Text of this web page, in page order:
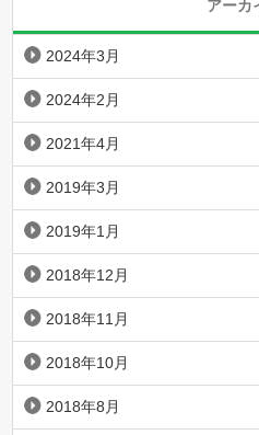
アーカ
2024年3月
2024年2月
2021年4月
2019年3月
2019年1月
2018年12月
2018年11月
2018年10月
2018年8月